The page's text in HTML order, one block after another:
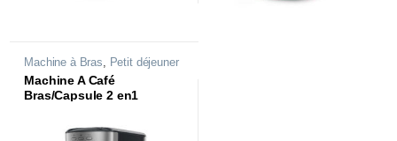
Machine à Bras
Petit déjeuner
Machine A Café
Bras/Capsule 2 en1
MC215DN